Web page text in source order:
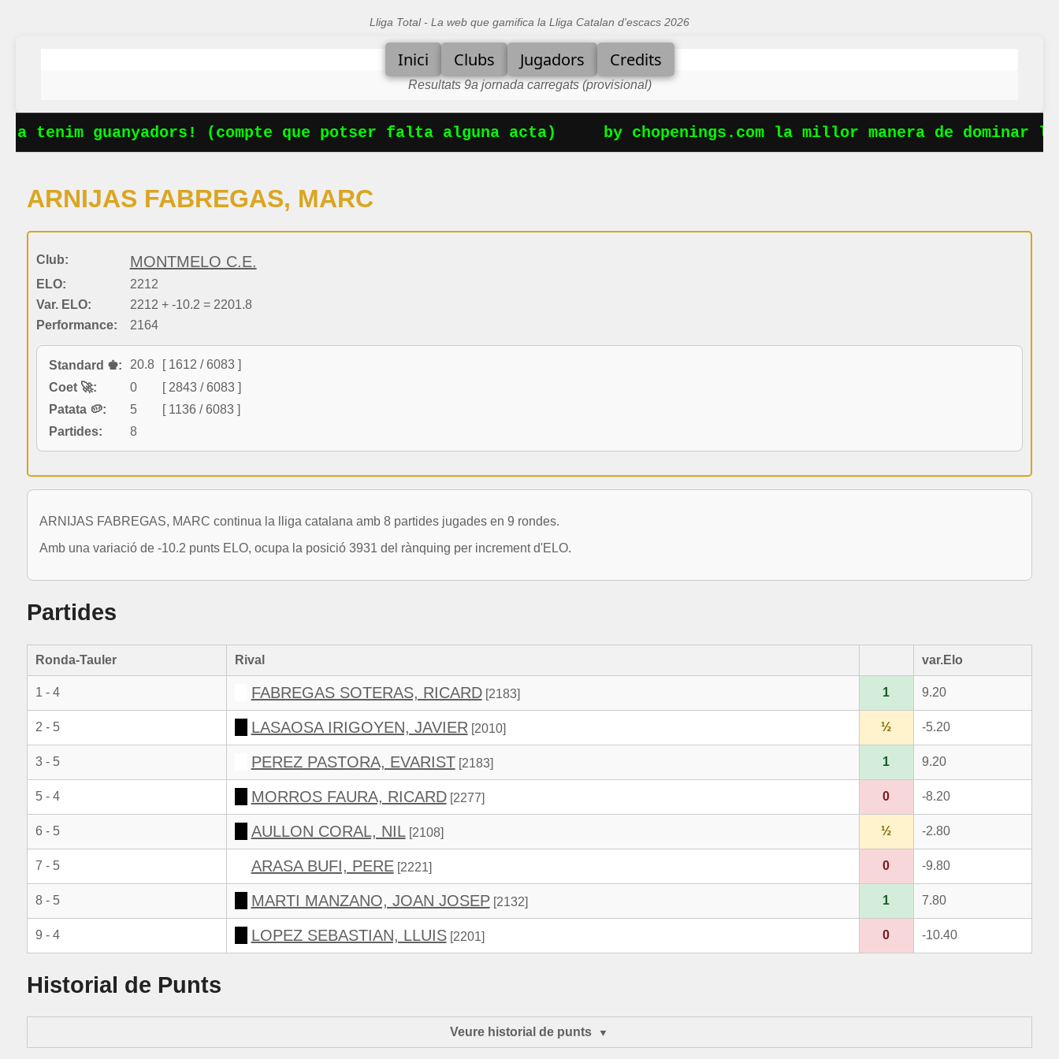
Lliga Total - La web que gamifica la Lliga Catalan d'escacs 2026
Inici Clubs Jugadors Credits
Resultats 9a jornada carregats (provisional)
tenim guanyadors! (compte que potser falta alguna acta) by chopenings.com la millor manera de dominar
ARNIJAS FABREGAS, MARC
Club: MONTMELO C.E.
ELO:
2212
Var. ELO:
2212 + -10.2 = 2201.8
Performance:
2164
Standard ♚: 20.8
[ 1612 / 6083 ]
Coet 🚀:
0
[ 2843 / 6083 ]
Patata 🥔:
5
[ 1136 / 6083 ]
Partides:
8
ARNIJAS FABREGAS, MARC continua la lliga catalana amb 8 partides jugades en 9 rondes.
Amb una variació de -10.2 punts ELO, ocupa la posició 3931 del rànquing per increment d'ELO.
Partides
Ronda-Tauler Rival var.Elo
1 - 4 FABREGAS SOTERAS, RICARD[2183] 1 9.20
2 - 5 LASAOSA IRIGOYEN, JAVIER [2010] ½ -5.20
3 - 5 PEREZ PASTORA, EVARIST [2183] 1 9.20
5 - 4 MORROS FAURA, RICARD[2277] 0 -8.20
6 - 5 AULLON CORAL, NIL[2108] ½ -2.80
7 - 5 ARASA BUFI, PERE[2221] 0 -9.80
8 - 5 MARTI MANZANO, JOAN JOSEP[2132] 1 7.80
9 - 4 LOPEZ SEBASTIAN, LLUIS[2201] 0 -10.40
Historial de Punts
Veure historial de punts